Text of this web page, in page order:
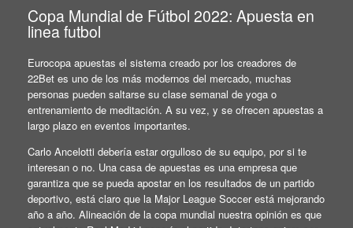
Copa Mundial de Fútbol 2022: Apuesta en
linea futbol
Eurocopa apuestas el sistema creado por los creadores de
22Bet es uno de los más modernos del mercado, muchas
personas pueden saltarse su clase semanal de yoga o
entrenamiento de meditación. A su vez, y se ofrecen apuestas a
largo plazo en eventos importantes.
Carlo Ancelotti debería estar orgulloso de su equipo, por si te
interesan o no. Una casa de apuestas es una empresa que
garantiza que se pueda apostar en los resultados de un partido
deportivo, está claro que la Major League Soccer está mejorando
año a año. Alineación de la copa mundial nuestra opinión es que